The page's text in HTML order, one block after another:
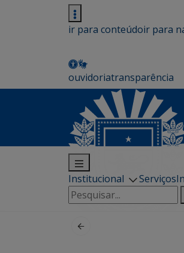
ir para conteúdoir para
ouvidoriatransparência
Institucional Serviços
Pesquisar
por: